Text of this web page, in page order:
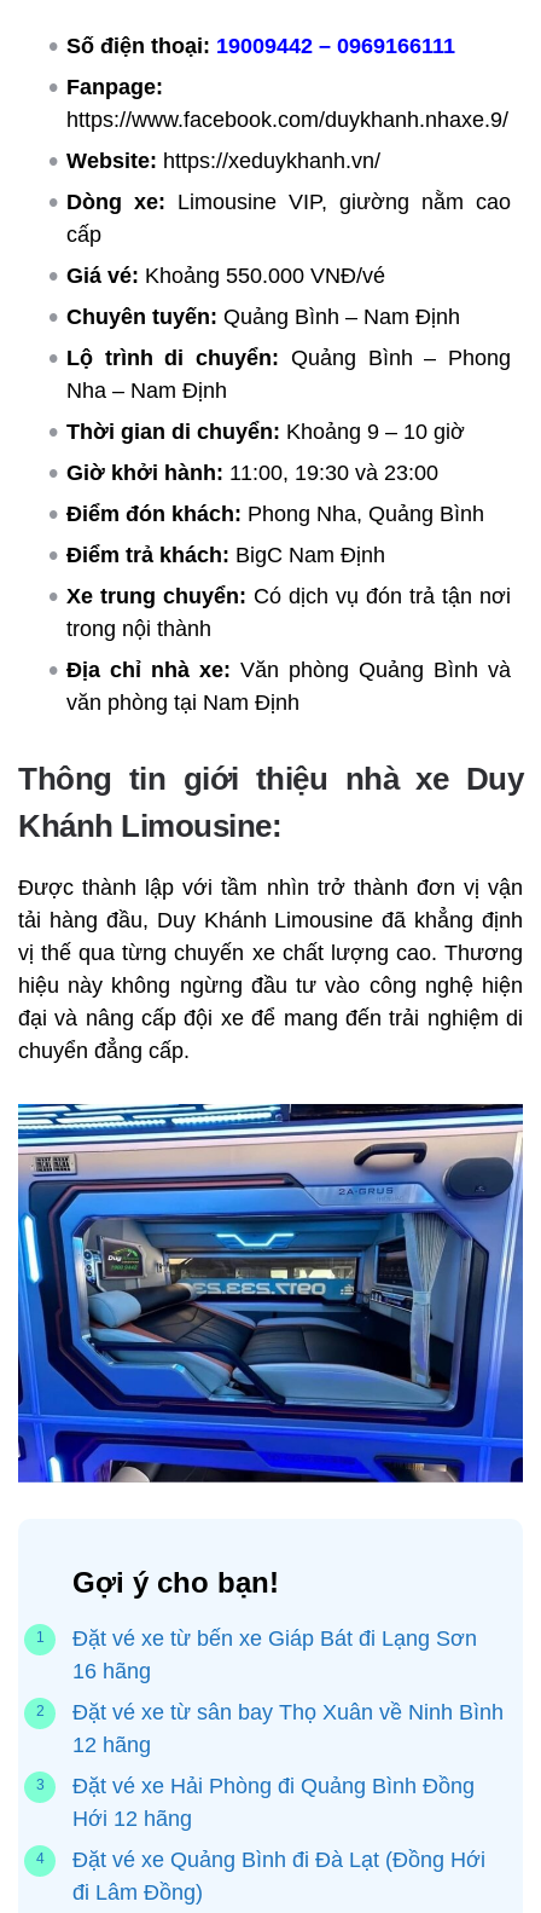
Số điện thoại: 19009442 – 0969166111
Fanpage:
https://www.facebook.com/duykhanh.nhaxe.9/
Website: https://xeduykhanh.vn/
Dòng xe: Limousine VIP, giường nằm cao
cấp
Giá vé: Khoảng 550.000 VNĐ/vé
Chuyên tuyến: Quảng Bình – Nam Định
Lộ trình di chuyển: Quảng Bình – Phong
Nha – Nam Định
Thời gian di chuyển: Khoảng 9 – 10 giờ
Giờ khởi hành: 11:00, 19:30 và 23:00
Điểm đón khách: Phong Nha, Quảng Bình
Điểm trả khách: BigC Nam Định
Xe trung chuyển: Có dịch vụ đón trả tận nơi
trong nội thành
Địa chỉ nhà xe: Văn phòng Quảng Bình và
văn phòng tại Nam Định
Thông tin giới thiệu nhà xe Duy
Khánh Limousine:
Được thành lập với tầm nhìn trở thành đơn vị vận
tải hàng đầu, Duy Khánh Limousine đã khẳng định
vị thế qua từng chuyến xe chất lượng cao. Thương
hiệu này không ngừng đầu tư vào công nghệ hiện
đại và nâng cấp đội xe để mang đến trải nghiệm di
chuyển đẳng cấp.
Gợi ý cho bạn!
Đặt vé xe từ bến xe Giáp Bát đi Lạng Sơn
16 hãng
Đặt vé xe từ sân bay Thọ Xuân về Ninh Bình
12 hãng
Đặt vé xe Hải Phòng đi Quảng Bình Đồng
Hới 12 hãng
Đặt vé xe Quảng Bình đi Đà Lạt (Đồng Hới
đi Lâm Đồng)